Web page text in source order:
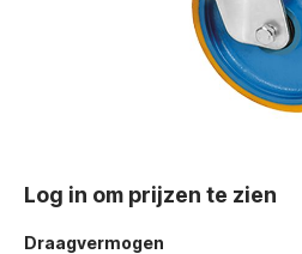
Log in om prijzen te zien
Draagvermogen